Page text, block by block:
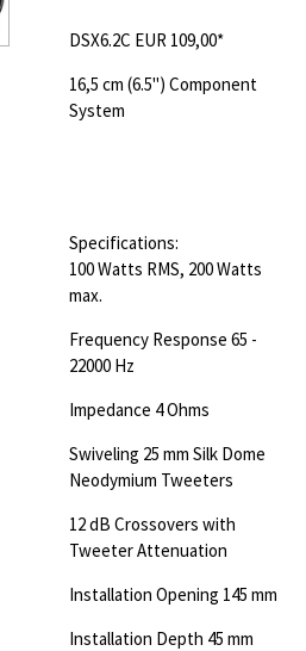
DSX6.2C EUR 109,00*
16,5 cm (6.5") Component
System
Specifications:
100 Watts RMS, 200 Watts
max.
Frequency Response 65 -
22000 Hz
Impedance 4 Ohms
Swiveling 25 mm Silk Dome
Neodymium Tweeters
12 dB Crossovers with
Tweeter Attenuation
Installation Opening 145 mm
Installation Depth 45 mm